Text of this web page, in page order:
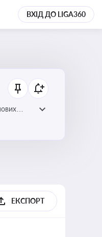
ВХІД ДО LIGA360
ЕКСПОРТ